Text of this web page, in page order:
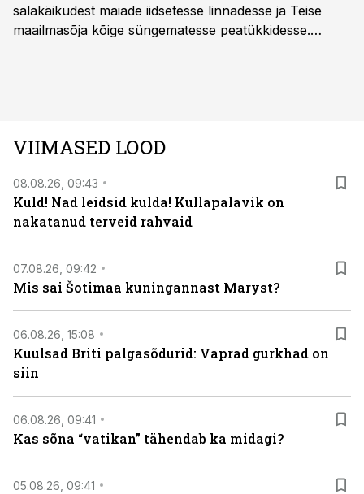
salakäikudest maiade iidsetesse linnadesse ja Teise
maailmasõja kõige süngematesse peatükkidesse.
viasathistory.eu/ee
VIIMASED LOOD
08.08.26, 09:43
Kuld! Nad leidsid kulda! Kullapalavik on
nakatanud terveid rahvaid
07.08.26, 09:42
Mis sai Šotimaa kuningannast Maryst?
06.08.26, 15:08
Kuulsad Briti palgasõdurid: Vaprad gurkhad on
siin
06.08.26, 09:41
Kas sõna “vatikan” tähendab ka midagi?
05.08.26, 09:41